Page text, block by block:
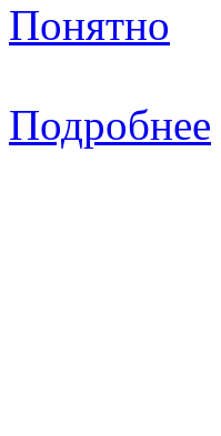
Понятно
Подробнее